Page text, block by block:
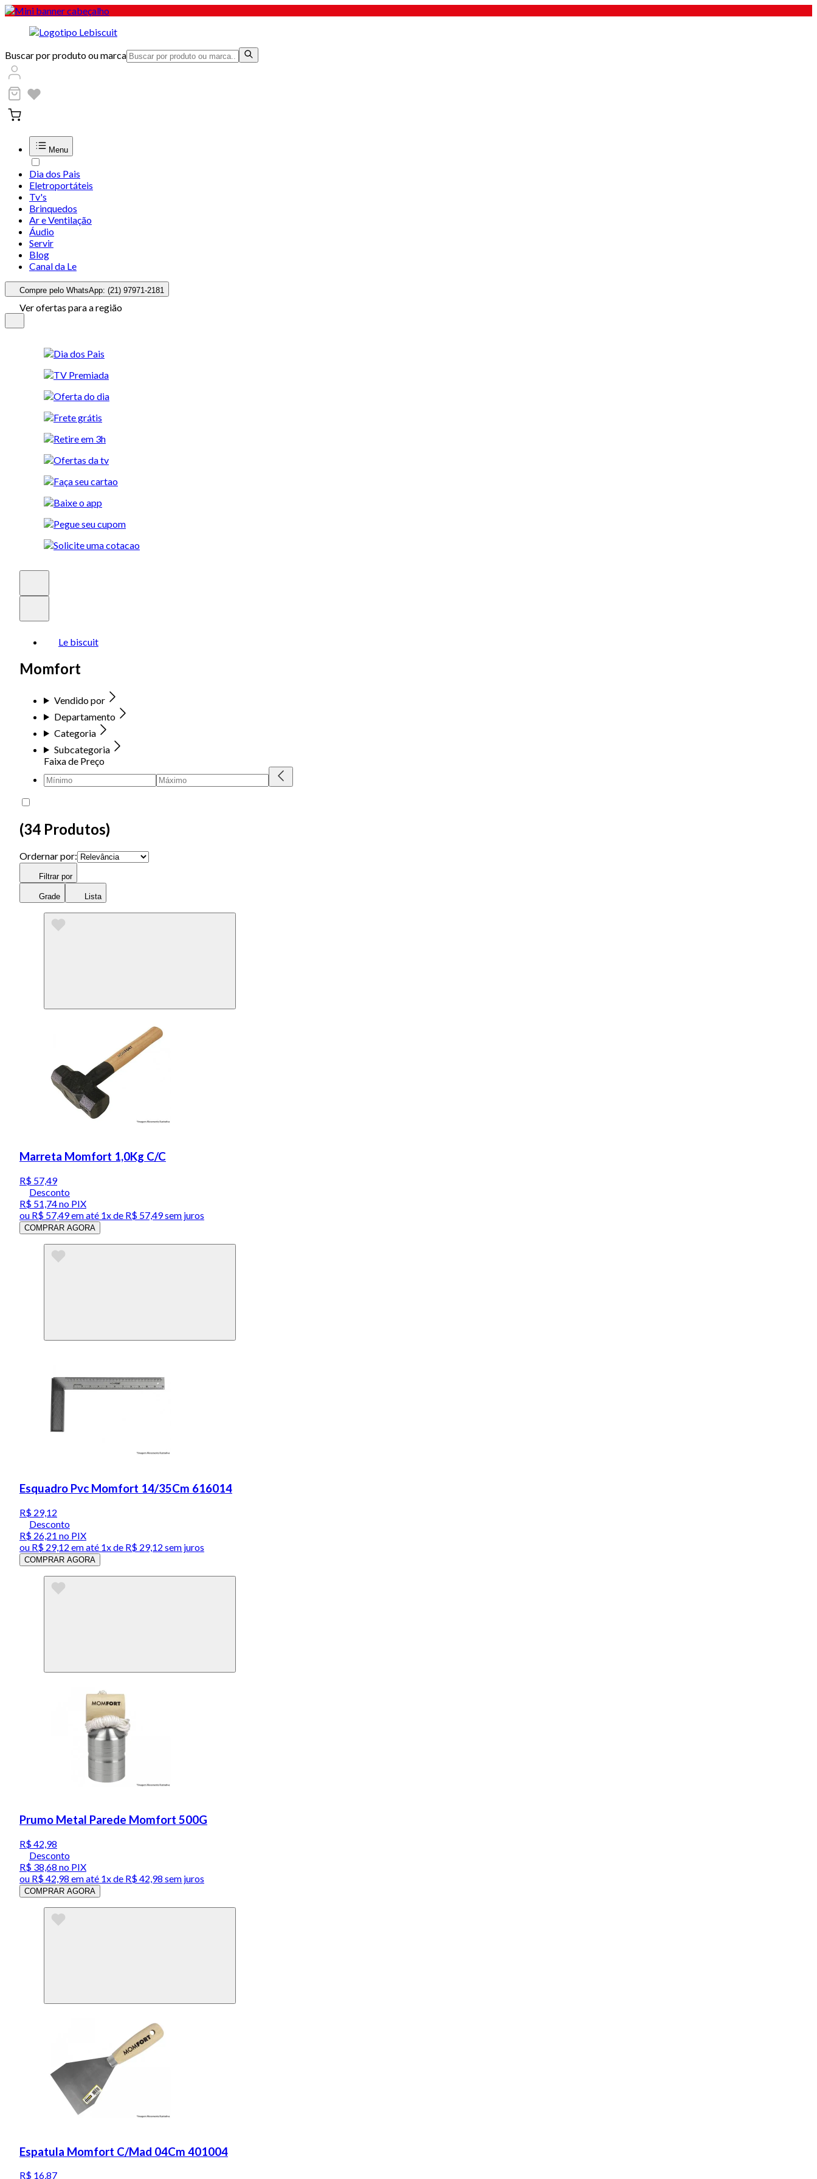
Buscar por produto ou marca
Menu
Dia dos Pais
Eletroportáteis
Tv's
Brinquedos
Ar e Ventilação
Áudio
Servir
Blog
Canal da Le
Compre pelo WhatsApp: (21) 97971-2181
Ver ofertas para a região
Le biscuit
Momfort
Vendido por
Departamento
Categoria
Subcategoria
Faixa de Preço
(34 Produtos)
Ordernar por:
Filtrar por
Grade Lista
Marreta Momfort 1,0Kg C/C
R$ 57,49
Desconto
R$ 51,74no PIX
ou R$ 57,49em até 1x de R$ 57,49sem juros
COMPRAR AGORA
Esquadro Pvc Momfort 14/35Cm 616014
R$ 29,12
Desconto
R$ 26,21 no PIX
ou R$ 29,12 em até 1x de R$ 29,12 sem juros
COMPRAR AGORA
Prumo Metal Parede Momfort 500G
R$ 42,98
Desconto
R$ 38,68 no PIX
ou R$ 42,98 em até 1x de R$ 42,98 sem juros
COMPRAR AGORA
Espatula Momfort C/Mad 04Cm 401004
R$ 16,87